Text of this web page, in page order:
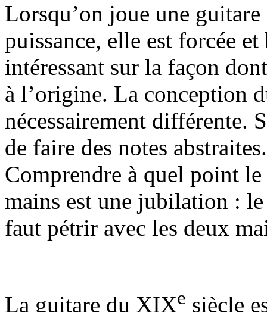
Lorsqu’on joue une
puissance, elle est forcée
intéressant sur la façon
à l’origine. La conception
nécessairement différente.
de faire des notes
Comprendre à quel point
mains est une jubilation :
faut pétrir avec les deux
La guitare du XIXe siècle